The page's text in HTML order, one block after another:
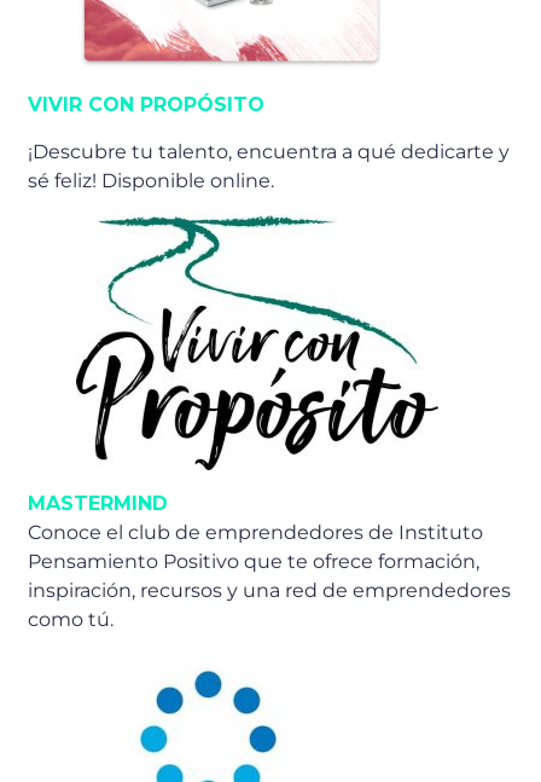
VIVIR CON PROPÓSITO
¡Descubre tu talento, encuentra a qué dedicarte y
sé feliz! Disponible online.
MASTERMIND
Conoce el club de emprendedores de Instituto
Pensamiento Positivo que te ofrece formación,
inspiración, recursos y una red de emprendedores
como tú.